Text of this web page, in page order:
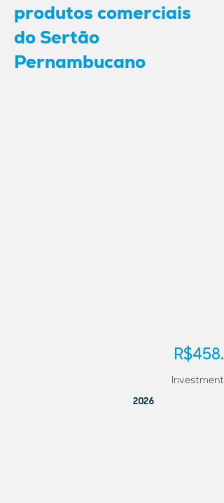
produtos comerciais
do Sertão
Pernambucano
Investment
2026